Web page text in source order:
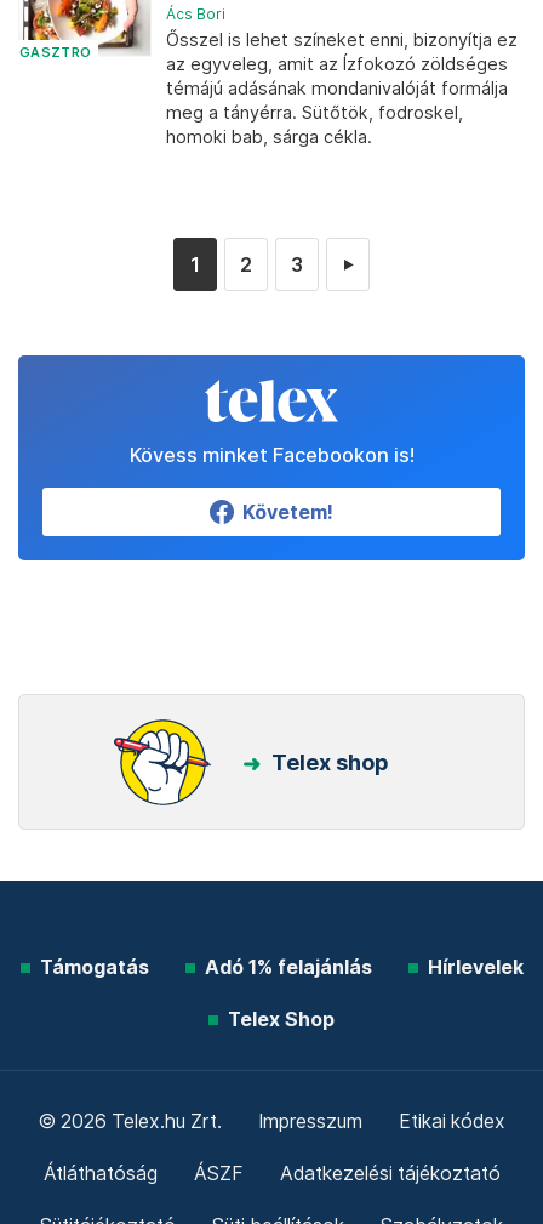
GASZTRO
Ács Bori
Ősszel is lehet színeket enni, bizonyítja ez
az egyveleg, amit az Ízfokozó zöldséges
témájú adásának mondanivalóját formálja
meg a tányérra. Sütőtök, fodroskel,
homoki bab, sárga cékla.
1 2 3 ►
Kövess minket Facebookon is!
Követem!
Telex shop
Támogatás Adó 1% felajánlás Hírlevelek
Telex Shop
© 2026 Telex.hu Zrt. Impresszum Etikai kódex
Átláthatóság ÁSZF Adatkezelési tájékoztató